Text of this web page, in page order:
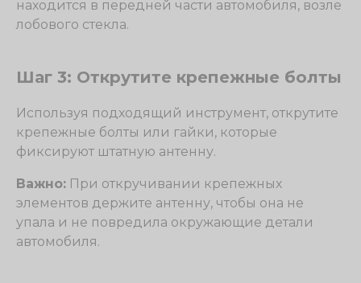
находится в передней части автомобиля, возле
лобового стекла.
Шаг 3: Открутите крепежные болты
Используя подходящий инструмент, открутите
крепежные болты или гайки, которые
фиксируют штатную антенну.
Важно: При откручивании крепежных
элементов держите антенну, чтобы она не
упала и не повредила окружающие детали
автомобиля.